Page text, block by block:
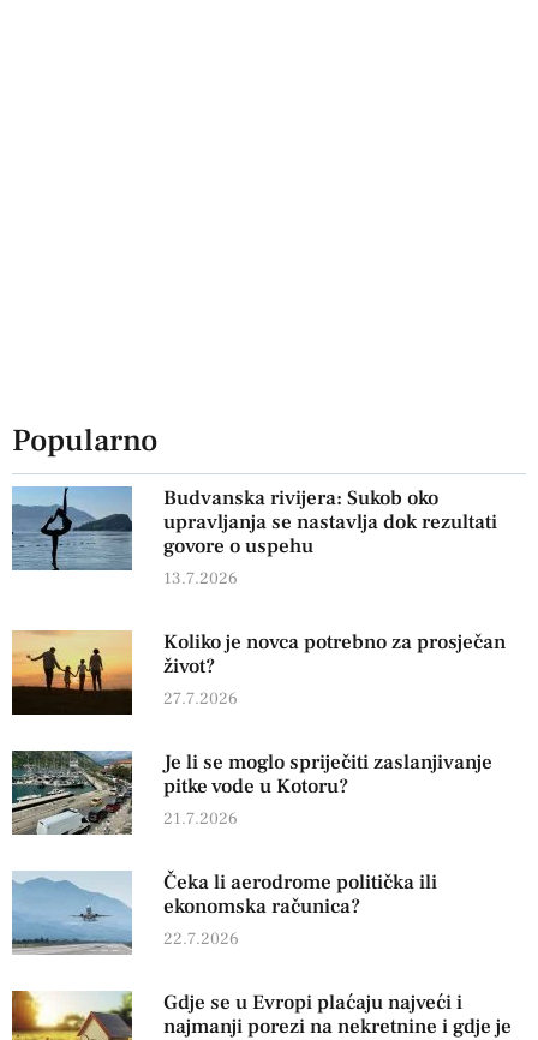
Popularno
Budvanska rivijera: Sukob oko
upravljanja se nastavlja dok rezultati
govore o uspehu
13.7.2026
Koliko je novca potrebno za prosječan
život?
27.7.2026
Je li se moglo spriječiti zaslanjivanje
pitke vode u Kotoru?
21.7.2026
Čeka li aerodrome politička ili
ekonomska računica?
22.7.2026
Gdje se u Evropi plaćaju najveći i
najmanji porezi na nekretnine i gdje je